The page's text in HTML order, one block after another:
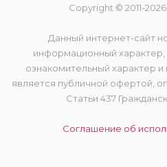
Copyright © 2011-
Данный интернет-сайт
информационный
ознакомительный характер и
является публичной офертой,
Статьи 437
Соглашение об